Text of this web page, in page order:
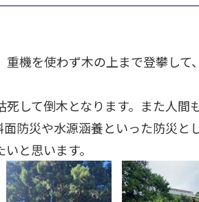
機を使わず木の上まで登攀し
して倒木となります。また人
防災や水源涵養といった防災
と思います。